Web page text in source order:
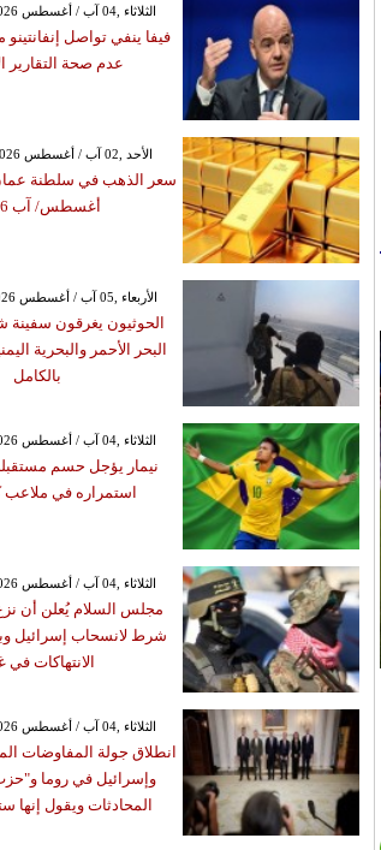
GMT 11:15 2026 الثلاثاء ,04 آب / أغسطس
فيفا ينفي تواصل
عدم صحة التقارير
GMT 09:59 2026 الأحد ,02 آب / أغسطس
أغسطس/ آب 2026
GMT 21:57 2026 الأربعاء ,05 آب / أغسطس
الحوثيون يغرقون
البحر الأحمر والبحرية
بالكامل
GMT 16:04 2026 الثلاثاء ,04 آب / أغسطس
نيمار يؤجل حسم
استمراره في ملاعب
GMT 12:50 2026 الثلاثاء ,04 آب / أغسطس
مجلس السلام يُعلن أن
شرط لانسحاب إسرائيل
الانتهاكات في
GMT 12:37 2026 الثلاثاء ,04 آب / أغسطس
انطلاق جولة المفاوضات
وإسرائيل في روما
المحادثات ويقول إنها